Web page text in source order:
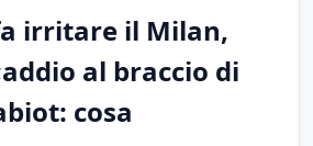
irritare il Milan,
al braccio di
cosa